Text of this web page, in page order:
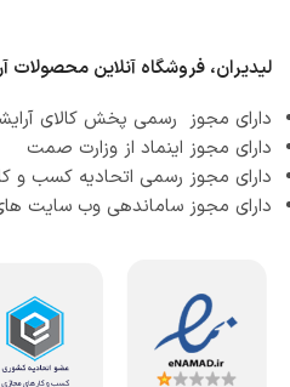
لیدیران، فروشگاه آنلاین محصولات
دارای مجوز رسمی پخش کالای
دارای مجوز اینماد از وزارت صمت
دارای مجوز رسمی اتحادیه کسب و
دارای مجوز ساماندهی وب سایت